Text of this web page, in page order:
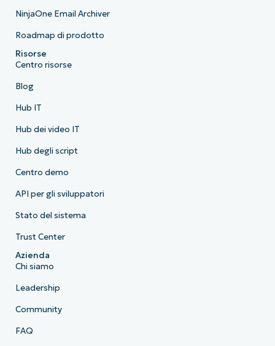
NinjaOne Email Archiver
Roadmap di prodotto
Risorse
Centro risorse
Blog
Hub IT
Hub dei video IT
Hub degli script
Centro demo
API per gli sviluppatori
Stato del sistema
Trust Center
Azienda
Chi siamo
Leadership
Community
FAQ